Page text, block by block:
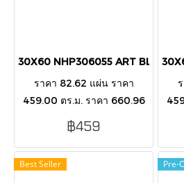
30X60 NHP306055 ART
ราคา 82.62 แผ่น ราคา
459.00 ตร.ม. ราคา 660.96
กล่อง บรรขุ 8 แผ่น/กล่อง/1.44
ตารางเมตร กระเบื้องตกแต่ง
ผนังภายนอก-ในอาคาร
฿459
กล่
ต
Best Seller Pre-